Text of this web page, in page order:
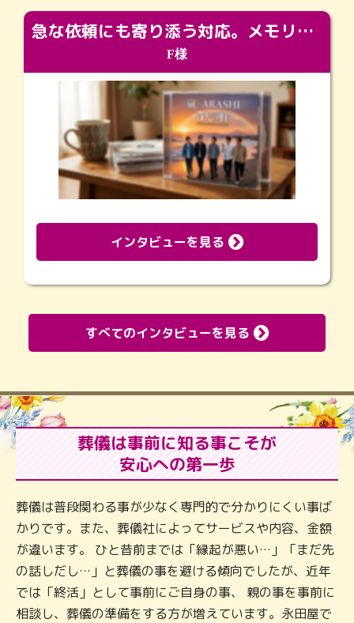
急な依頼にも寄り添う対応。メモリアルコーナーで振り返る大切な日々
F様
インタビューを見る
すべてのインタビューを見る
葬儀は事前に知る事こそが
安心への第一歩
葬儀は普段関わる事が少なく専門的で分かりにくい事ば
かりです。また、葬儀社によってサービスや内容、金額
が違います。 ひと昔前までは「縁起が悪い…」「まだ先
の話しだし…」と葬儀の事を避ける傾向でしたが、近年
では「終活」として事前にご自身の事、 親の事を事前に
相談し、葬儀の準備をする方が増えています。永田屋で